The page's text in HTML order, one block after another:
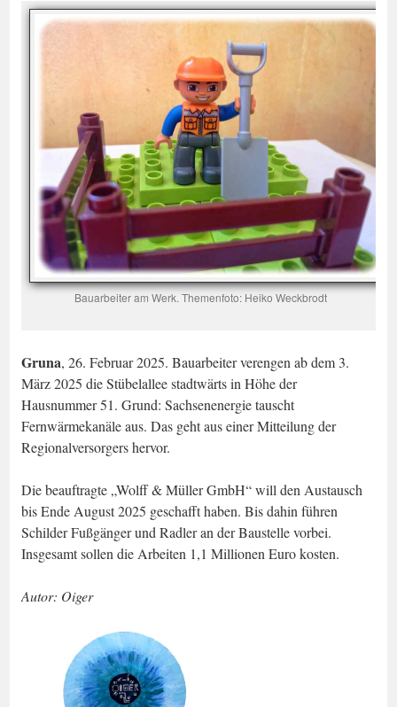
Bauarbeiter am Werk. Themenfoto: Heiko Weckbrodt
Gruna, 26. Februar 2025. Bauarbeiter verengen ab dem 3.
März 2025 die Stübelallee stadtwärts in Höhe der
Hausnummer 51. Grund: Sachsenenergie tauscht
Fernwärmekanäle aus. Das geht aus einer Mitteilung der
Regionalversorgers hervor.
Die beauftragte „Wolff & Müller GmbH“ will den Austausch
bis Ende August 2025 geschafft haben. Bis dahin führen
Schilder Fußgänger und Radler an der Baustelle vorbei.
Insgesamt sollen die Arbeiten 1,1 Millionen Euro kosten.
Autor: Oiger